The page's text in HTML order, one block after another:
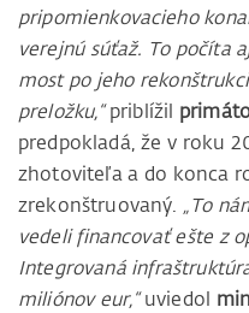
pripomienkovacieho
verejnú súťaž. To počíta
most po jeho
preložku,“priblížil
predpokladá, že v roku
zhotoviteľa a do konca
zrekonštruovaný. „To
vedeli financovať ešte z
Integrovaná
miliónov eur,“uviedol